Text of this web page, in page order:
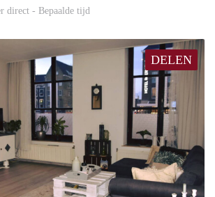
direct - Bepaalde tijd
DELEN